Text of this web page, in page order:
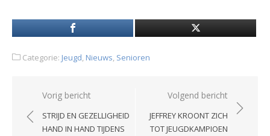
Categorie: Jeugd, Nieuws, Senioren
Bericht
navigatie
Vorig bericht
STRIJD EN GEZELLIGHEID
HAND IN HAND TIJDENS
Volgend bericht
JEFFREY KROONT ZICH
TOT JEUGDKAMPIOEN